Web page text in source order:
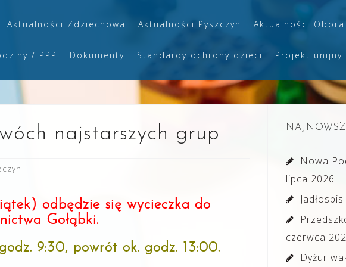
Aktualności Zdziechowa Aktualności Pyszczyn Aktualności Obora
/ PPP Dokumenty Standardy ochrony dzieci Projekt unijny
najstarszych grup
odbędzie się wycieczka do
Gołąbki.
9:30, powrót ok. godz. 13:00.
Nowa
lipca 2026
Jadłospis
czerwca
Dyżur